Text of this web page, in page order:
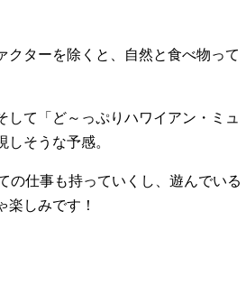
ターを除くと、自然と食べ物って
て「ど～っぷりハワイアン・ミュ
そうな予感。
の仕事も持っていくし、遊んでいる
しみです！